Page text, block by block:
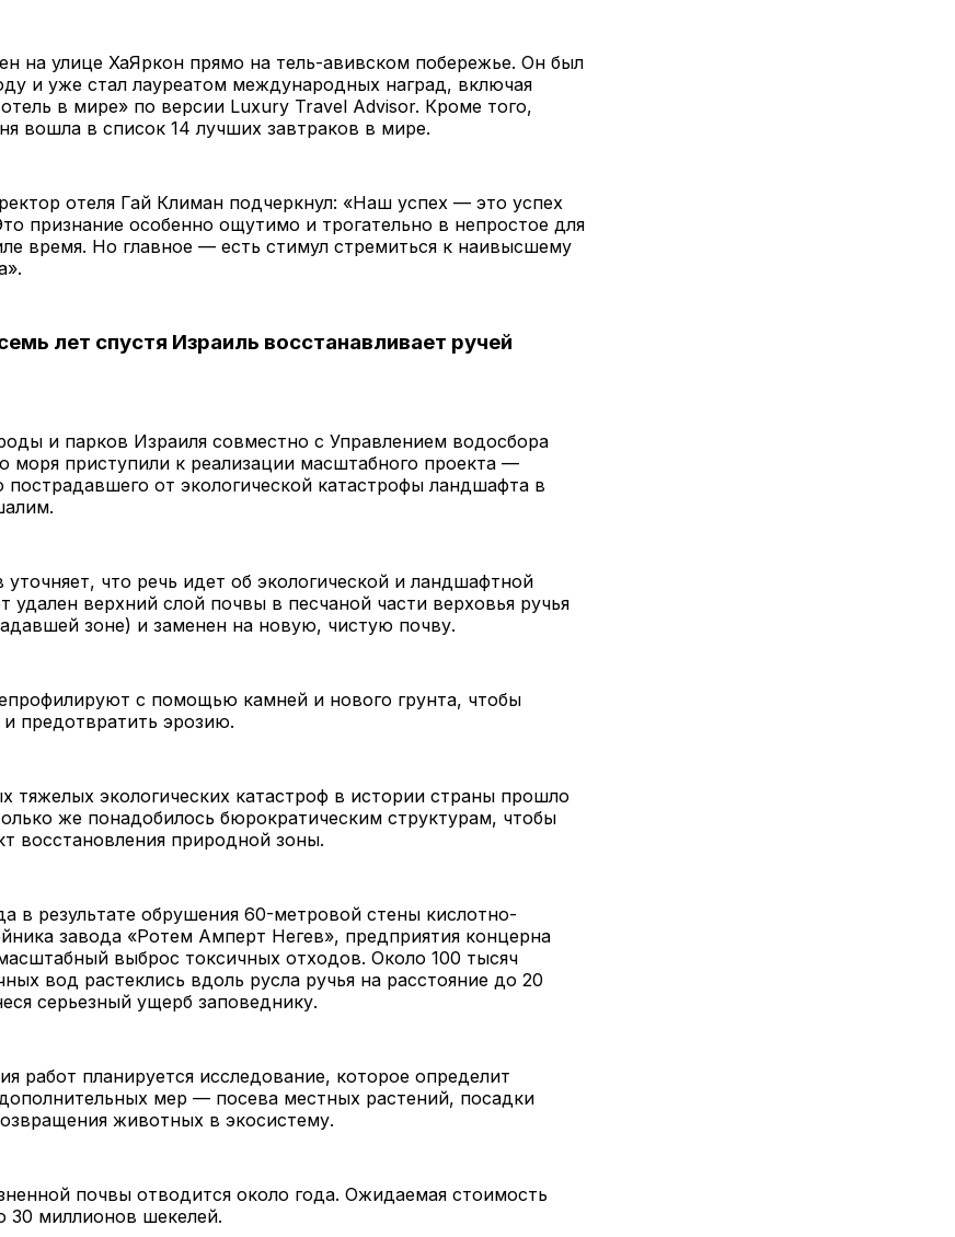
на улице ХаЯркон прямо на тель-авивском побережье. Он был
и уже стал лауреатом международных наград, включая
в мире» по версии Luxury Travel Advisor. Кроме того,
вошла в список 14 лучших завтраков в мире.
отеля Гай Климан подчеркнул: «Наш успех — это успех
признание особенно ощутимо и трогательно в непростое для
время. Но главное — есть стимул стремиться к наивысшему
лет спустя Израиль восстанавливает ручей
и парков Израиля совместно с Управлением водосбора
моря приступили к реализации масштабного проекта —
пострадавшего от экологической катастрофы ландшафта в
что речь идет об экологической и ландшафтной
удален верхний слой почвы в песчаной части верховья ручья
зоне) и заменен на новую, чистую почву.
с помощью камней и нового грунта, чтобы
и предотвратить эрозию.
тяжелых экологических катастроф в истории страны прошло
же понадобилось бюрократическим структурам, чтобы
восстановления природной зоны.
в результате обрушения 60-метровой стены кислотно-
завода «Ротем Амперт Негев», предприятия концерна
выброс токсичных отходов. Около 100 тысяч
вод растеклись вдоль русла ручья на расстояние до 20
серьезный ущерб заповеднику.
работ планируется исследование, которое определит
мер — посева местных растений, посадки
животных в экосистему.
почвы отводится около года. Ожидаемая стоимость
30 миллионов шекелей.